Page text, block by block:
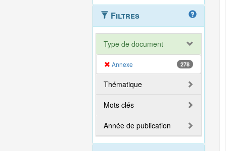
Filtres
Type de document
Annexe 278
Thématique
Mots clés
Année de publication